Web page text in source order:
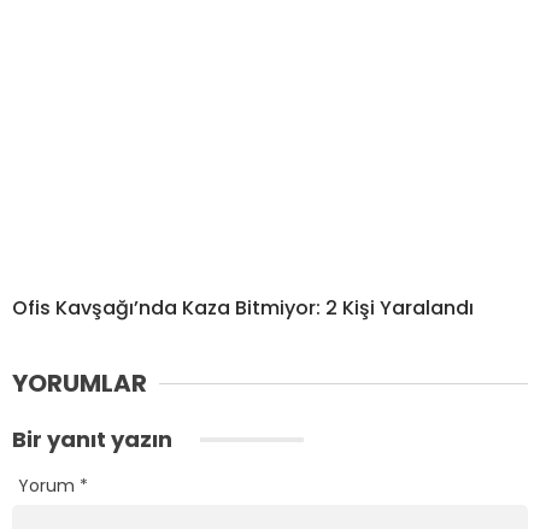
Ofis Kavşağı’nda Kaza Bitmiyor: 2 Kişi Yaralandı
YORUMLAR
Bir yanıt yazın
Yorum *